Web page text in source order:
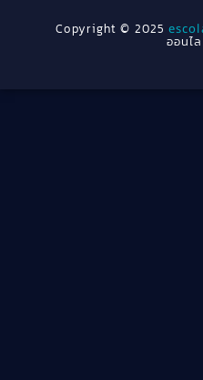
Cult
1940
Copyright © 2025
ออนไ